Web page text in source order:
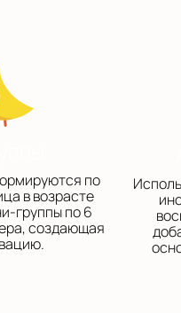
по
в возрасте
группы по 6
создающая